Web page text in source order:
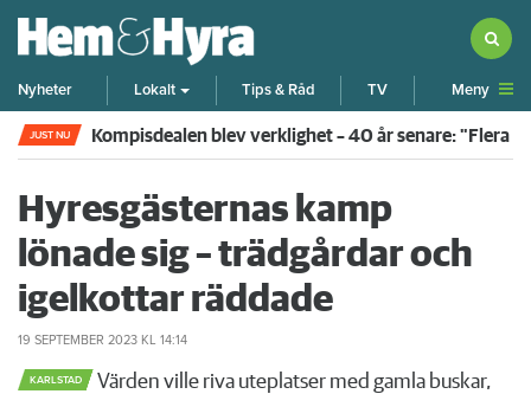
Nyheter Lokalt Tips & Råd TV Meny
JUST NU Kompisdealen blev verklighet – 40 år senare: "Flera
Hyresgästernas kamp
lönade sig – trädgårdar och
igelkottar räddade
19 SEPTEMBER 2023 KL 14:14
KARLSTAD
Värden ville riva uteplatser med gamla buskar,